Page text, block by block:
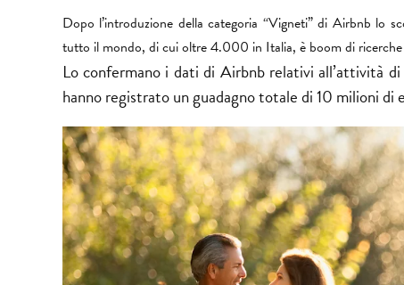
Dopo l’introduzione della categoria “Vigneti” di Airbnb lo
tutto il mondo, di cui oltre 4.000 in Italia, è boom di ricerche
Lo confermano i dati di Airbnb relativi all’attività
hanno registrato un guadagno totale di 10 milioni di